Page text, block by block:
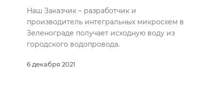
6 декабря 2021
Наш Заказчик – разработчик и
производитель интегральных микросхем в
Зеленограде получает исходную воду из
городского водопровода.